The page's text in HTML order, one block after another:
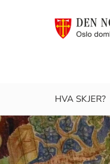
Oslo
domkirke
HVA SKJER?